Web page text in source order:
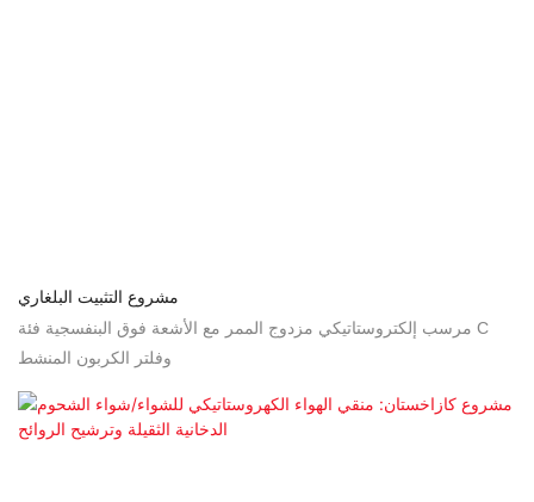
مشروع التثبيت البلغاري
مرسب إلكتروستاتيكي مزدوج الممر مع الأشعة فوق البنفسجية فئة C
وفلتر الكربون المنشط